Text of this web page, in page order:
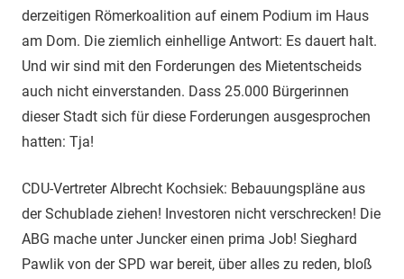
derzeitigen Römerkoalition auf einem Podium im Haus
am Dom. Die ziemlich einhellige Antwort: Es dauert halt.
Und wir sind mit den Forderungen des Mietentscheids
auch nicht einverstanden. Dass 25.000 Bürgerinnen
dieser Stadt sich für diese Forderungen ausgesprochen
hatten: Tja!
CDU-Vertreter Albrecht Kochsiek: Bebauungspläne aus
der Schublade ziehen! Investoren nicht verschrecken! Die
ABG mache unter Juncker einen prima Job! Sieghard
Pawlik von der SPD war bereit, über alles zu reden, bloß